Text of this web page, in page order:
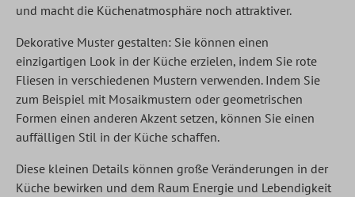
und macht die Küchenatmosphäre noch attraktiver.
Dekorative Muster gestalten: Sie können einen
einzigartigen Look in der Küche erzielen, indem Sie rote
Fliesen in verschiedenen Mustern verwenden. Indem Sie
zum Beispiel mit Mosaikmustern oder geometrischen
Formen einen anderen Akzent setzen, können Sie einen
auffälligen Stil in der Küche schaffen.
Diese kleinen Details können große Veränderungen in der
Küche bewirken und dem Raum Energie und Lebendigkeit